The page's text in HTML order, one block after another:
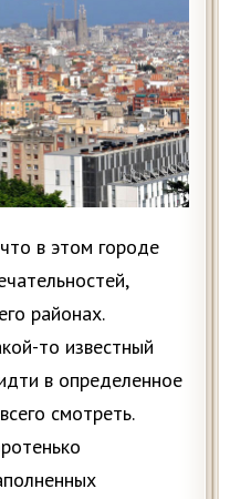
в этом городе
районах.
то известный
в определенное
смотреть.